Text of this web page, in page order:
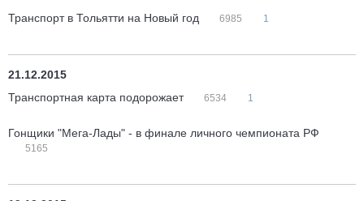
Транспорт в Тольятти на Новый год 6985 1
21.12.2015
Транспортная карта подорожает
6534 1
Гонщики "Мега-Лады" - в финале личного чемпионата РФ
5165